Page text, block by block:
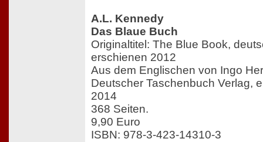
A.L. Kennedy
Das Blaue Buch
Originaltitel: The Blue Book,
erschienen 2012
Aus dem Englischen von Ingo
Deutscher Taschenbuch Verlag,
2014
368 Seiten.
9,90 Euro
ISBN: 978-3-423-14310-3